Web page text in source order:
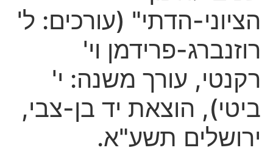
הציוני-הדתי" (עורכים: ל'
רוזנברג-פרידמן וי'
רקנטי, עורך משנה: י'
ביטי), הוצאת יד בן-צבי,
ירושלים תשע"א.